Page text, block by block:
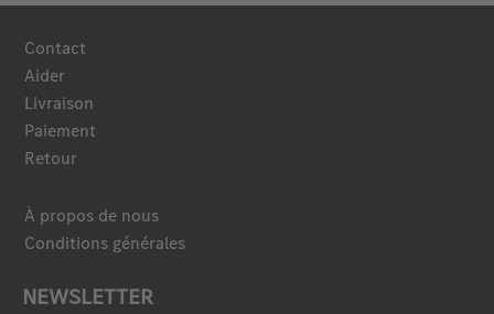
Contact
Aider
Livraison
Paiement
Retour
À propos de nous
Conditions générales
NEWSLETTER